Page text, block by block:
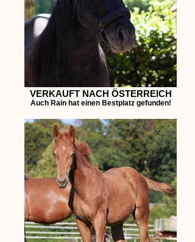
VERKAUFT NACH ÖSTERREICH
Auch Rain hat einen Bestplatz gefunden!